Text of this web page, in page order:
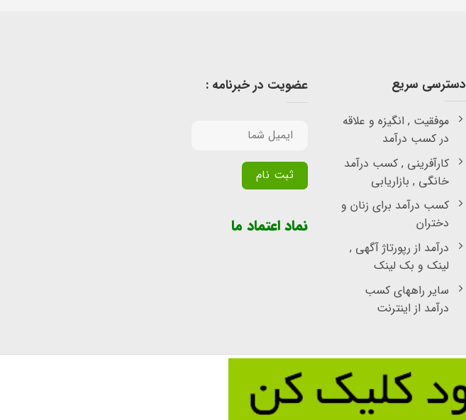
دسترسی سریع
موفقیت , انگیزه و علاقه
در کسب درآمد
کارآفرینی , کسب درآمد
خانگی , بازاریابی
کسب درآمد برای زنان و
دختران
درآمد از رپورتاژ آگهی ,
لینک و بک لینک
سایر راههای کسب
درآمد از اینترنت
عضویت در خبرنامه :
نماد اعتماد ما